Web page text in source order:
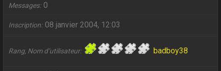
Messages 0
Inscription 08 janvier 2004, 12:03
Rang, Nom d’utilisateur badboy38